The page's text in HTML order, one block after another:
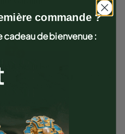
France depuis la création en 2019.
Sécurisé
nos paiements en ligne à Stripe &
Sécurisés.
commande ?
cadeau de bienvenue :